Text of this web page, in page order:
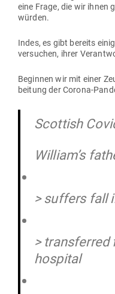
eine Frage, die wir ihnen
würden.
Indes, es gibt bereits
ver­suchen, ihrer
Beginnen wir mit einer
beitung der Corona-
Scottish
William’s
> suffers fall
> trans­ferred
hospital